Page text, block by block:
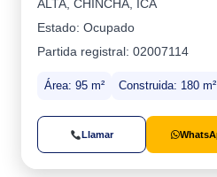
ALTA, CHINCHA, ICA
Estado: Ocupado
Partida registral: 02007114
Área: 95 m² Construida: 180 m²
Llamar